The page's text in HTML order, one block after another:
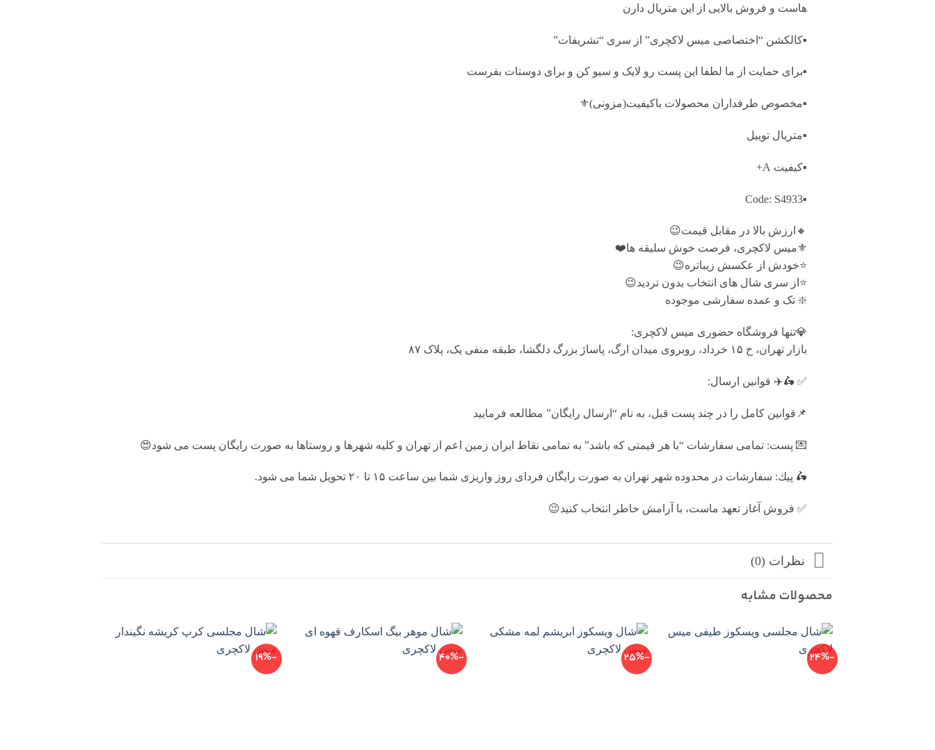
هاست و فروش بالایی از این متریال دارن
▪️کالکشن “اختصاصی میس لاکچری” از سری “تشریفات”
▪️برای حمایت از ما لطفا این پست رو لایک و سیو کن و برای دوستات بفرست
▪️مخصوص طرفداران محصولات باکیفیت(مزونی)⚜️
▪️متریال توییل
▪️کیفیت A+
▪️Code: S4933
🔸ارزش بالا در مقابل قیمت😉
⚜️میس لاکچری، فرصت خوش سلیقه ها❤️
⭐️خودش از عکسش زیباتره😉
⭐️از سری شال های انتخاب بدون تردید😉
❇️ تک و عمده سفارشی موجوده
💎تنها فروشگاه حضوری میس لاکچری:
بازار تهران، خ ۱۵ خرداد، روبروی میدان ارگ، پاساژ بزرگ دلگشا، طبقه منفی یک، پلاک ۸۷
✅ 🛵✈️ قوانين ارسال:
📌قوانین کامل را در چند پست قبل، به نام “ارسال رایگان” مطالعه فرمایید
💌 پست: تمامى سفارشات “با هر قيمتى كه باشد” به تمامى نقاط ايران زمين اعم از تهران و كليه شهرها و روستاها به صورت رايگان پست می شود😍
🛵 پيك: سفارشات در محدوده شهر تهران به صورت رايگان فرداى روز واريزى شما بين ساعت ۱۵ تا ٢٠ تحويل شما مى شود.
✅ فروش آغاز تعهد ماست، با آرامش خاطر انتخاب كنيد😉
نظرات (0)
محصولات مشابه
-24%
-25%
-40%
-19%